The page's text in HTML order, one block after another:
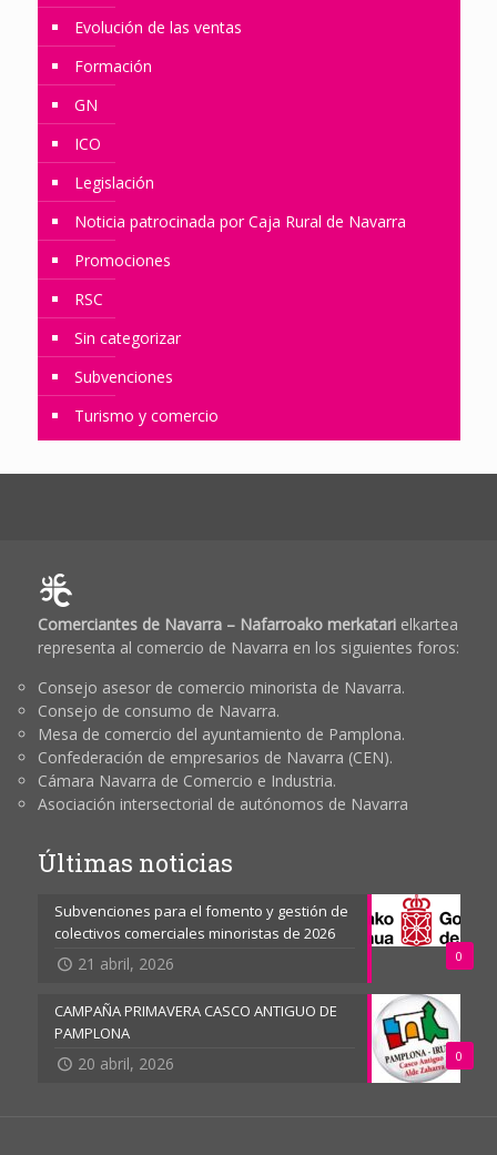
Evolución de las ventas
Formación
GN
ICO
Legislación
Noticia patrocinada por Caja Rural de Navarra
Promociones
RSC
Sin categorizar
Subvenciones
Turismo y comercio
Comerciantes de Navarra – Nafarroako merkatarielkartea
representa al comercio de Navarra en los siguientes foros:
Consejo asesor de comercio minorista de Navarra.
Consejo de consumo de Navarra.
Mesa de comercio del ayuntamiento de Pamplona.
Confederación de empresarios de Navarra (CEN).
Cámara Navarra de Comercio e Industria.
Asociación intersectorial de autónomos de Navarra
Últimas noticias
0
Subvenciones para el fomento y gestión de
colectivos comerciales minoristas de 2026
21 abril, 2026
0
CAMPAÑA PRIMAVERA CASCO ANTIGUO DE
PAMPLONA
20 abril, 2026